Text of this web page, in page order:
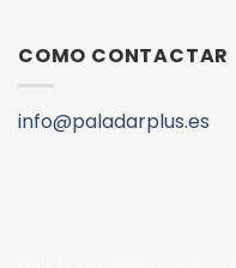
COMO CONTACTAR
info@paladarplus.es